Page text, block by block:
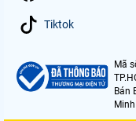
Tiktok
Mã
Bán
Minh